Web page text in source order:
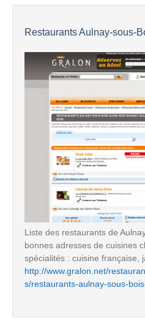
Restaurants Aulnay-sous-
Liste des restaurants de
bonnes adresses de cuisines
spécialités : cuisine française,
http://www.gralon.net/
s/restaurants-aulnay-sous-